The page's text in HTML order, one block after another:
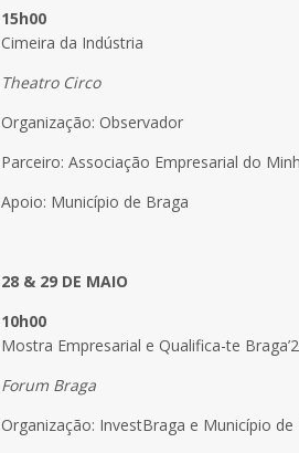
15h00
Cimeira da Indústria
Theatro Circo
Organização: Observador
Parceiro: Associação Empresarial do
Apoio: Município de Braga
28 & 29 DE MAIO
10h00
Mostra Empresarial e Qualifica-te
Forum Braga
Organização: InvestBraga e Município de